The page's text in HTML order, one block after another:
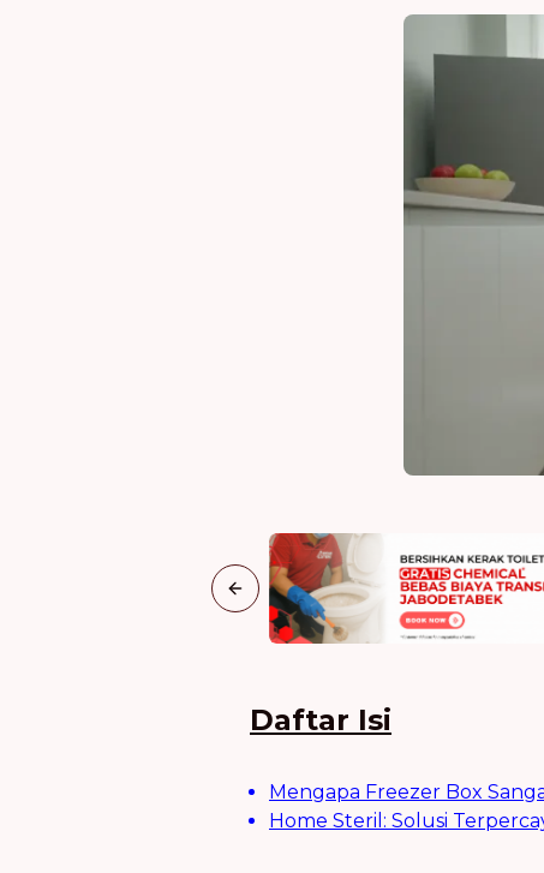
Previous slide
Daftar Isi
Mengapa Freezer Box
Home Steril: Solusi